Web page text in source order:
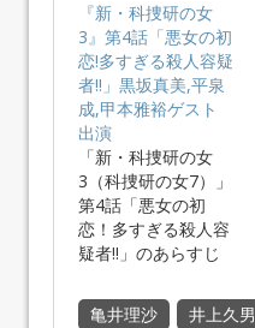
『新・科捜研の女
3』第4話「悪女の初
恋!多すぎる殺人容疑
者!!」黒坂真美,平泉
成,甲本雅裕ゲスト
出演
「新・科捜研の女
3（科捜研の女7）」
第4話「悪女の初
恋！多すぎる殺人容
疑者!!」のあらすじ
亀井理沙
井上久男